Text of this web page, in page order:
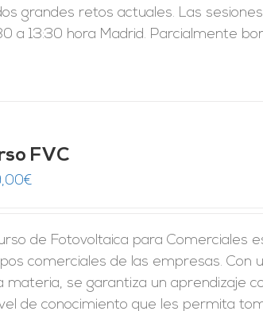
grandes retos actuales. Las
a 13:30 hora Madrid. Parcialmente
FVC
€
de Fotovoltaica para Comerciales
comerciales de las empresas. Con
materia, se garantiza un aprendizaje
de conocimiento que les permita